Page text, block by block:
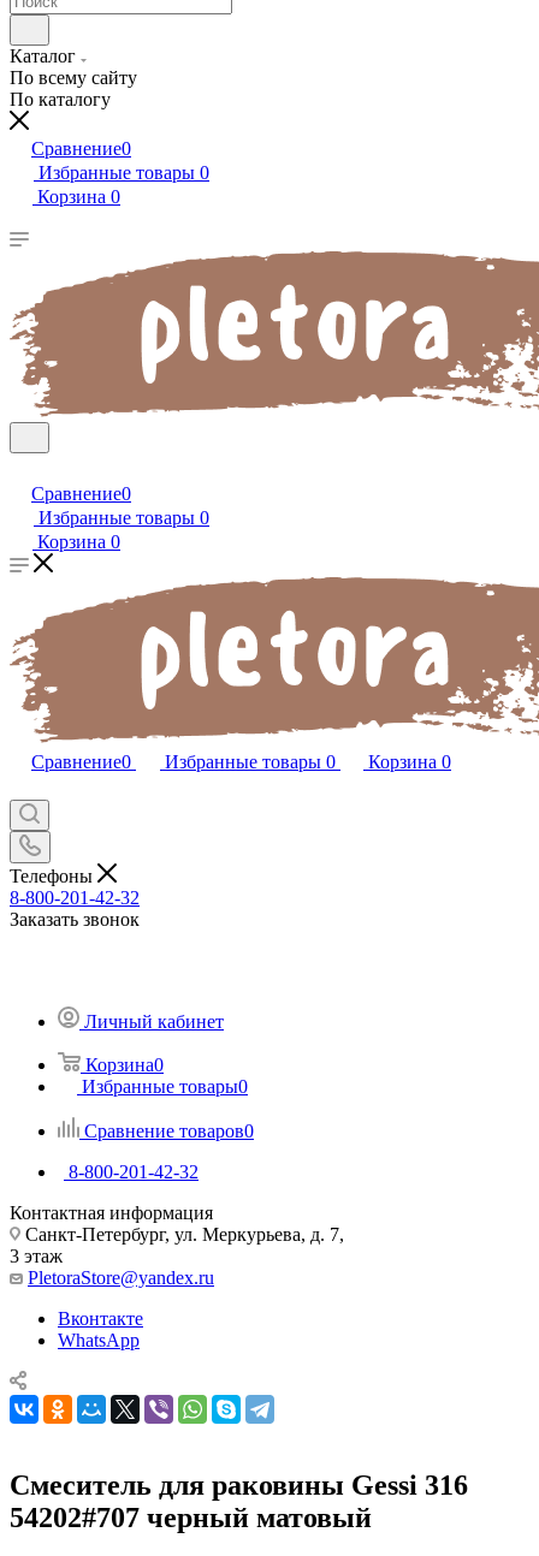
Каталог
По всему сайту
По каталогу
Сравнение0
Избранные товары 0
Корзина 0
Сравнение0
Избранные товары 0
Корзина 0
Сравнение0 Избранные товары 0 Корзина 0
Телефоны
8-800-201-42-32
Заказать звонок
Личный кабинет
Корзина0
Избранные товары0
Сравнение товаров0
8-800-201-42-32
Контактная информация
Санкт-Петербург, ул. Меркурьева, д. 7,
3 этаж
PletoraStore@yandex.ru
Вконтакте
WhatsApp
Смеситель для раковины Gessi 316
54202#707 черный матовый